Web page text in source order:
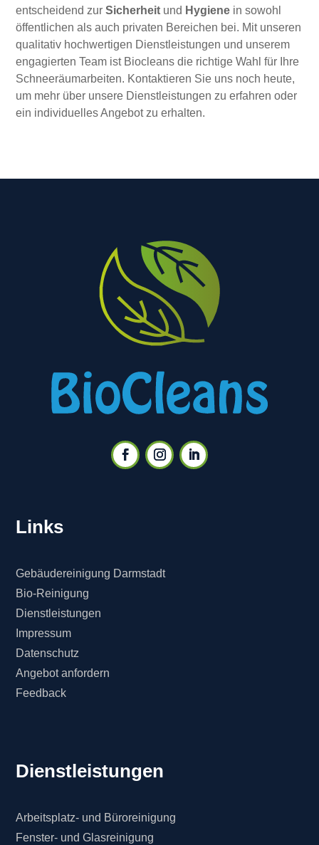
entscheidend zurSicherheit und Hygiene in sowohl
öffentlichen als auch privaten Bereichen bei. Mit unseren
qualitativ hochwertigen Dienstleistungen und unserem
engagierten Team ist Biocleans die richtige Wahl für Ihre
Schneeräumarbeiten. Kontaktieren Sie uns noch heute,
um mehr über unsere Dienstleistungen zu erfahren oder
ein individuelles Angebot zu erhalten.
Links
Gebäudereinigung Darmstadt
Bio-Reinigung
Dienstleistungen
Impressum
Datenschutz
Angebot anfordern
Feedback
Dienstleistungen
Arbeitsplatz- und Büroreinigung
Fenster- und Glasreinigung